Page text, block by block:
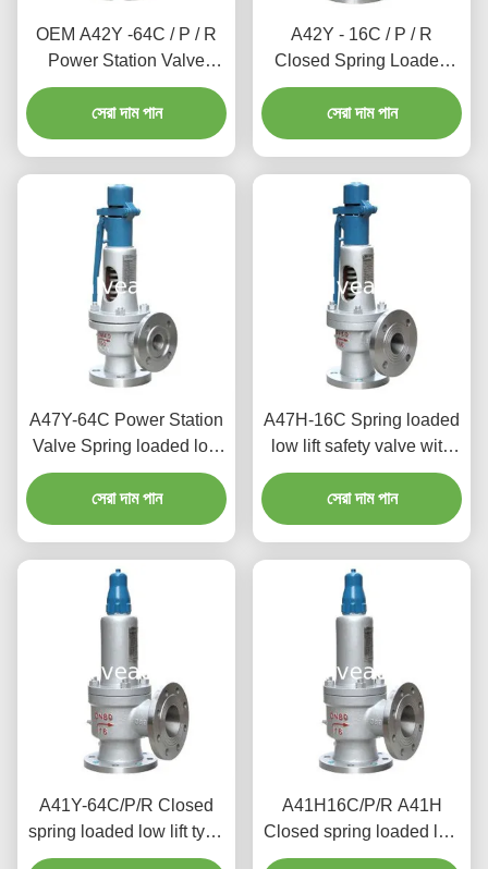
OEM A42Y -64C / P / R
Power Station Valve
Working Temperature
300℃
সেরা দাম পান
A42Y - 16C / P / R
Closed Spring Loaded
Power Station Valve / Full
Lift Type Safety Valve
সেরা দাম পান
A47Y-64C Power Station
Valve Spring loaded low
lift safety valve with a
lever
সেরা দাম পান
A47H-16C Spring loaded
low lift safety valve with
alever（A47H）suitable
for equipment and piping
for steam , air
সেরা দাম পান
A41Y-64C/P/R Closed
spring loaded low lift type
safety valve（A41Y）
A41H16C/P/R A41H
Closed spring loaded low
lift type safety valve,